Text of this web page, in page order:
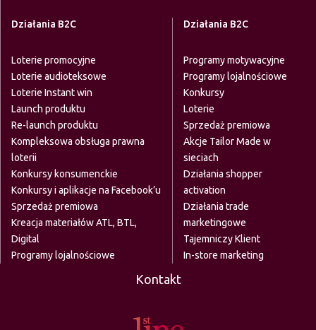
Działania B2C
Loterie promocyjne
Loterie audioteksowe
Loterie Instant win
Launch produktu
Re-launch produktu
Kompleksowa obsługa prawna
loterii
Konkursy konsumenckie
Konkursy i aplikacje na Facebook’u
Sprzedaż premiowa
Kreacja materiałów ATL, BTL,
Digital
Programy lojalnościowe
Działania B2C
Programy motywacyjne
Programy lojalnościowe
Konkursy
Loterie
Sprzedaż premiowa
Akcje Tailor Made w
sieciach
Działania shopper
activation
Działania trade
marketingowe
Tajemniczy Klient
In-store marketing
Kontakt